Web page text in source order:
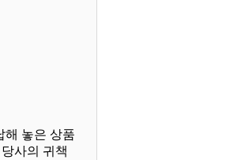
해 놓은 상품
사의 귀책